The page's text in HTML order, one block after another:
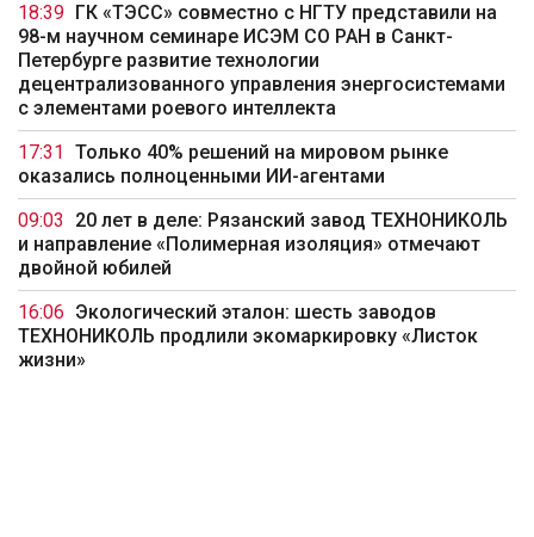
18:39
ГК «ТЭСС» совместно с НГТУ представили на
98-м научном семинаре ИСЭМ СО РАН в Санкт-
Петербурге развитие технологии
децентрализованного управления энергосистемами
с элементами роевого интеллекта
17:31
Только 40% решений на мировом рынке
оказались полноценными ИИ-агентами
09:03
20 лет в деле: Рязанский завод ТЕХНОНИКОЛЬ
и направление «Полимерная изоляция» отмечают
двойной юбилей
16:06 Экологический эталон: шесть заводов
ТЕХНОНИКОЛЬ продлили экомаркировку «Листок
жизни»